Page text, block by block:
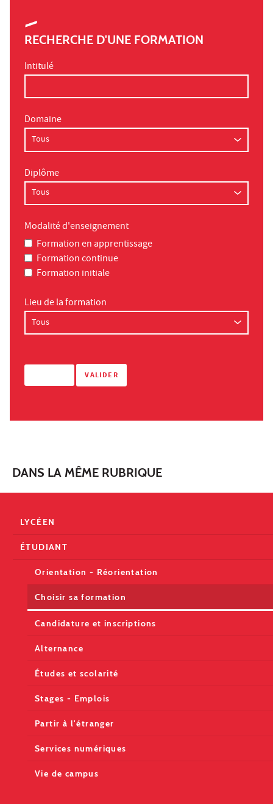
RECHERCHE D'UNE FORMATION
Intitulé
Domaine
Diplôme
Modalité d'enseignement
Formation en apprentissage
Formation continue
Formation initiale
Lieu de la formation
DANS LA MÊME RUBRIQUE
LYCÉEN
ÉTUDIANT
Orientation - Réorientation
Choisir sa formation
Candidature et inscriptions
Alternance
Études et scolarité
Stages - Emplois
Partir à l'étranger
Services numériques
Vie de campus